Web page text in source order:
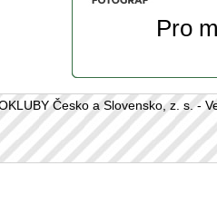
Pro
Česko a Slovensko, z. s. -